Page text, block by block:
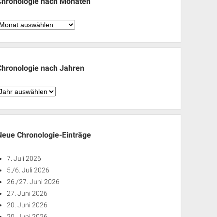
Chronologie
nach Jahren
Chronologie-Einträge
7. Juli 2026
5./6. Juli 2026
26./27. Juni 2026
27. Juni 2026
20. Juni 2026